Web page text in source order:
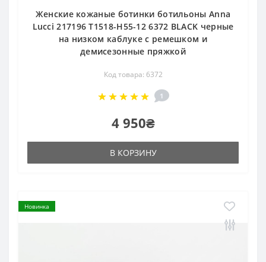
Женские кожаные ботинки ботильоны Anna
Lucci 217196 T1518-H55-12 6372 BLACK черные
на низком каблуке с ремешком и
демисезонные пряжкой
Код товара: 6372
1
4 950₴
В КОРЗИНУ
Новинка